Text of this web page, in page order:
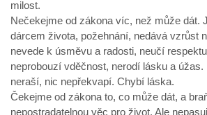
milost.
Nečekejme od zákona víc, než může dát.
dárcem života, požehnání, nedává vzrůst
nevede k úsměvu a radosti, neučí
neprobouzí vděčnost, nerodí lásku a úžas.
neraší, nic nepřekvapí. Chybí láska.
Čekejme od zákona to, co může dát, a
nepostradatelnou věc pro život. Ale